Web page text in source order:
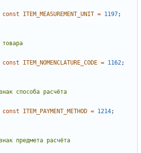
const ITEM_MEASUREMENT_UNIT = 1197;
const ITEM_NOMENCLATURE_CODE = 1162;
const ITEM_PAYMENT_METHOD = 1214;